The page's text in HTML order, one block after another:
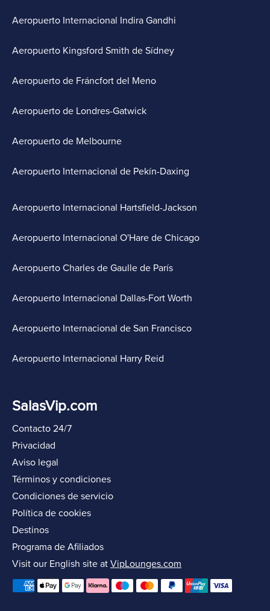
Aeropuerto Internacional Indira Gandhi
Aeropuerto Kingsford Smith de Sídney
Aeropuerto de Fráncfort del Meno
Aeropuerto de Londres-Gatwick
Aeropuerto de Melbourne
Aeropuerto Internacional de Pekín-Daxing
Aeropuerto Internacional Hartsfield-Jackson
Aeropuerto Internacional O'Hare de Chicago
Aeropuerto Charles de Gaulle de París
Aeropuerto Internacional Dallas-Fort Worth
Aeropuerto Internacional de San Francisco
Aeropuerto Internacional Harry Reid
SalasVip.com
Contacto 24/7
Privacidad
Aviso legal
Términos y condiciones
Condiciones de servicio
Política de cookies
Destinos
Programa de Afiliados
Visit our English site at VipLounges.com